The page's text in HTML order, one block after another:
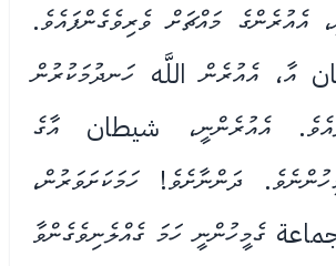
އެއުރެންގެ މައްޗަށް ވެރިވެގެންފައެވެ.
އާ، އެއުރެން اللَّه ހަނދުމަކުރުން
އެއުރެންނީ، شيطان އާގެ
ދަންނާށެވެ! ހަމަކަށަވަރުން،
ގެމީހުންނީ ހަމަ ގެއްލެނިވެގެންވާ